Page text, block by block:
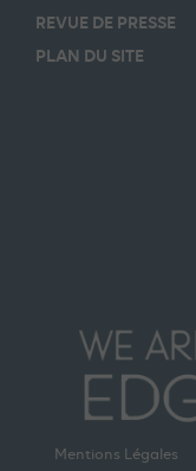
REVUE DE PRESSE
PLAN DU SITE
Mentions Légales